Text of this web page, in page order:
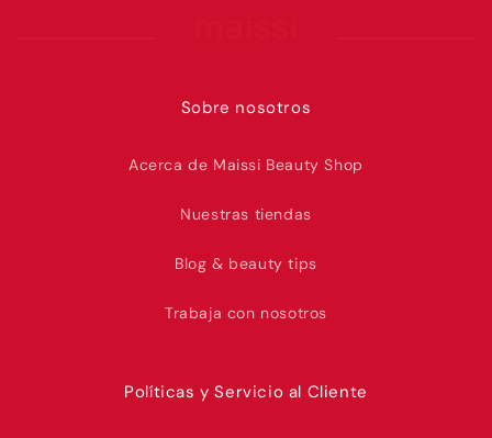
Sobre nosotros
Acerca de Maissi Beauty Shop
Nuestras tiendas
Blog & beauty tips
Trabaja con nosotros
Políticas y Servicio al Cliente